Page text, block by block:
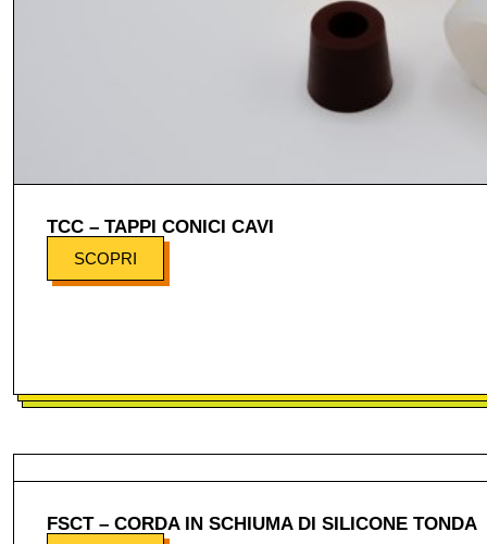
TCC – TAPPI CONICI CAVI
SCOPRI
FSCT – CORDA IN SCHIUMA DI SILICONE TONDA